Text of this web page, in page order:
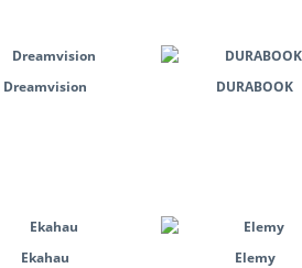
Dreamvision DURABOOK
Ekahau Elemy